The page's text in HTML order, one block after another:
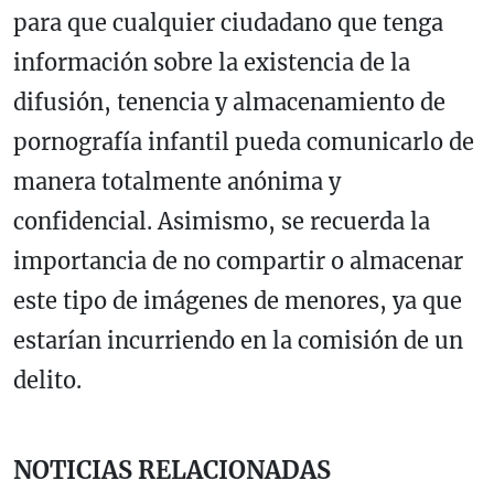
para que cualquier ciudadano que tenga
información sobre la existencia de la
difusión, tenencia y almacenamiento de
pornografía infantil pueda comunicarlo de
manera totalmente anónima y
confidencial. Asimismo, se recuerda la
importancia de no compartir o almacenar
este tipo de imágenes de menores, ya que
estarían incurriendo en la comisión de un
delito.
NOTICIAS RELACIONADAS